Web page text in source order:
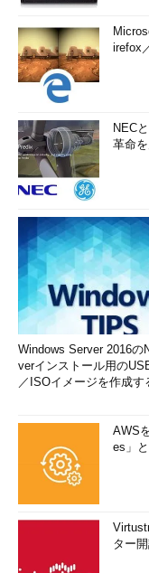
irefox
NEC
革命を
Windows Server 2016の
verインストール用の
／ISOイメージを作成す
AWS
es」
ター